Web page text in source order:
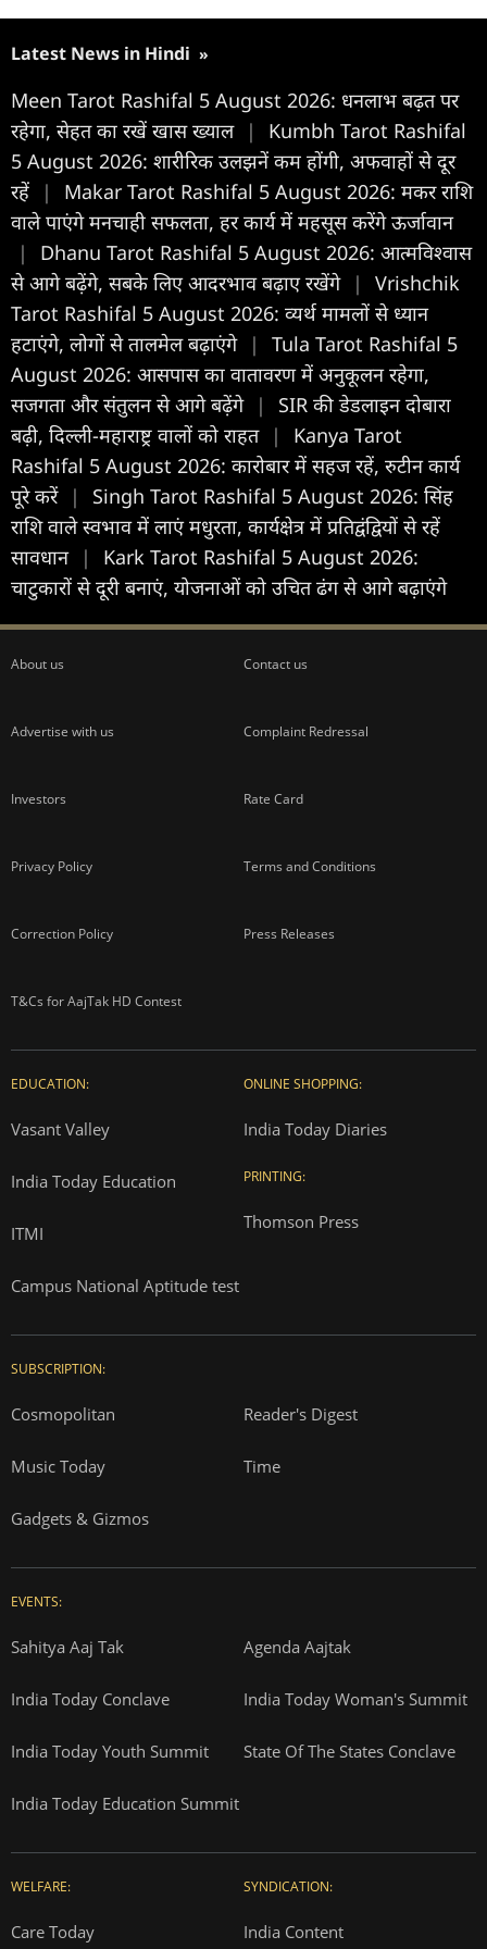
Latest News in Hindi »
Meen Tarot Rashifal 5 August 2026: धनलाभ बढ़त पर
रहेगा, सेहत का रखें खास ख्याल |
Kumbh Tarot Rashifal
5 August 2026: शारीरिक उलझनें कम होंगी, अफवाहों से दूर
रहें
|
Makar Tarot Rashifal 5 August 2026: मकर राशि
वाले पाएंगे मनचाही सफलता, हर कार्य में महसूस करेंगे ऊर्जावान
|
Dhanu Tarot Rashifal 5 August 2026: आत्मविश्वास
से आगे बढ़ेंगे, सबके लिए आदरभाव बढ़ाए रखेंगे |
Vrishchik
Tarot Rashifal 5 August 2026: व्यर्थ मामलों से ध्यान
हटाएंगे, लोगों से तालमेल बढ़ाएंगे |
Tula Tarot Rashifal 5
August 2026: आसपास का वातावरण में अनुकूलन रहेगा,
सजगता और संतुलन से आगे बढ़ेंगे |
SIR की डेडलाइन दोबारा
बढ़ी, दिल्ली-महाराष्ट्र वालों को राहत |
Kanya Tarot
Rashifal 5 August 2026: कारोबार में सहज रहें, रुटीन कार्य
पूरे करें |
Singh Tarot Rashifal 5 August 2026: सिंह
राशि वाले स्वभाव में लाएं मधुरता, कार्यक्षेत्र में प्रतिद्वंद्वियों से रहें
सावधान |
Kark Tarot Rashifal 5 August 2026:
चाटुकारों से दूरी बनाएं, योजनाओं को उचित ढंग से आगे बढ़ाएंगे
About us Contact us
Advertise with us Complaint Redressal
Investors Rate Card
Privacy Policy Terms and Conditions
Correction Policy Press Releases
T&Cs for AajTak HD Contest
EDUCATION:
Vasant Valley
India Today Education
ITMI
Campus National Aptitude test
ONLINE SHOPPING:
India Today Diaries
PRINTING:
Thomson Press
SUBSCRIPTION:
Cosmopolitan Reader's Digest
Music Today Time
Gadgets & Gizmos
EVENTS:
Sahitya Aaj Tak Agenda Aajtak
India Today Conclave India Today Woman's Summit
India Today Youth Summit State Of The States Conclave
India Today Education Summit
WELFARE:
Care Today
SYNDICATION:
India Content